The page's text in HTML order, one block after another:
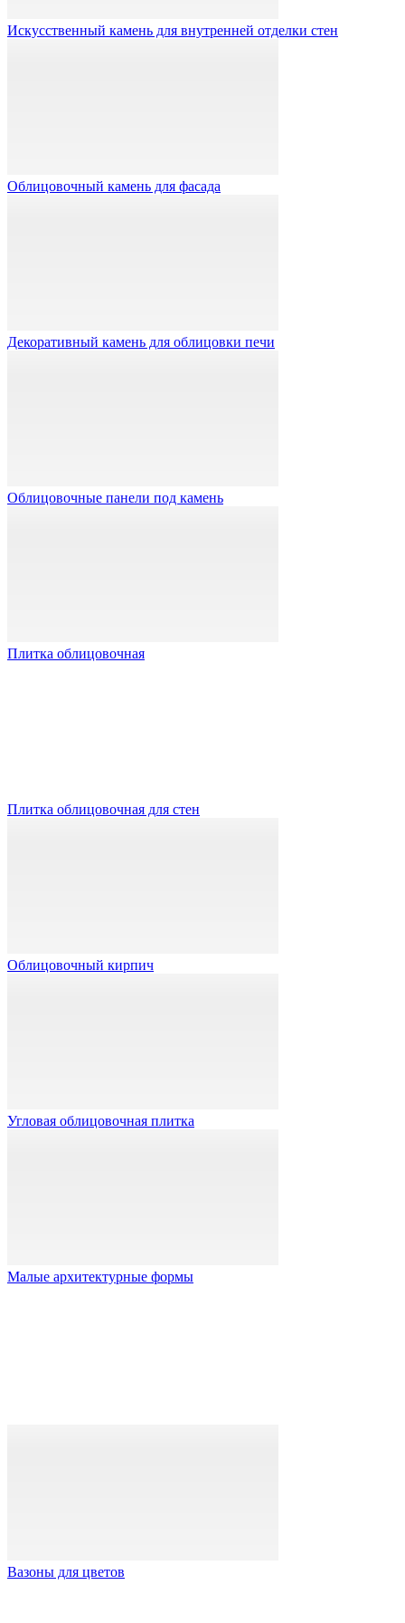
Искусственный камень для внутренней отделки стен
Облицовочный камень для фасада
Декоративный камень для облицовки печи
Облицовочные панели под камень
Плитка облицовочная
Плитка облицовочная для стен
Облицовочный кирпич
Угловая облицовочная плитка
Малые архитектурные формы
Вазоны для цветов